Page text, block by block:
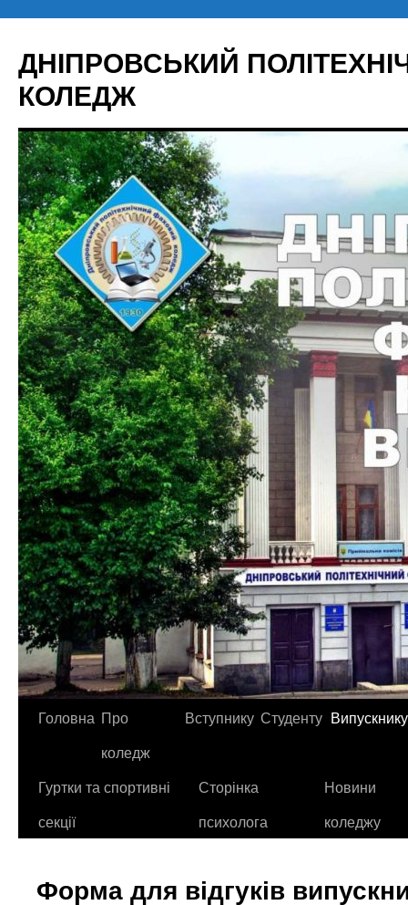
вмісту
ДНІПРОВСЬКИЙ
КОЛЕДЖ
Головна Про
коледж
Вступнику Студенту Випускнику
Гуртки та спортивні
секції
Сторінка
психолога
Новини
коледжу
Форма для відгуків